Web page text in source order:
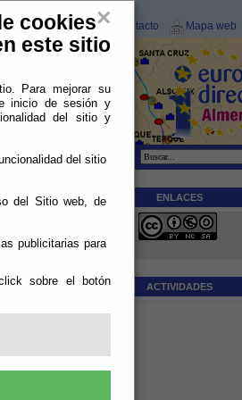
×
cookies
este sitio
Para mejorar su
inicio de sesión y
del sitio y
del sitio
del Sitio web, de
publicitarias para
sobre el botón
Contacto Mapa web
por la
al
que
derechos
o signos
la ley. La
titulares,
ENLACES
ACTIVIDADES